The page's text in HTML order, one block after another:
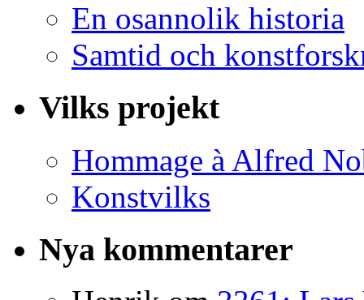
En osannolik historia
Samtid och
Vilks projekt
Hommage à Alfred
Konstvilks
Nya kommentarer